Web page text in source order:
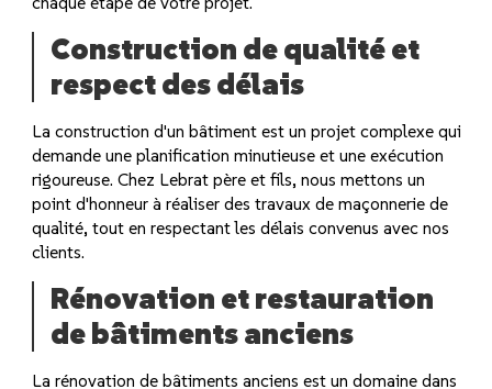
Construction de qualité et
respect des délais
La construction d'un bâtiment est un projet complexe qui
demande une planification minutieuse et une exécution
rigoureuse. Chez Lebrat père et fils, nous mettons un
point d'honneur à réaliser des travaux de maçonnerie de
qualité, tout en respectant les délais convenus avec nos
clients.
Rénovation et restauration
de bâtiments anciens
La rénovation de bâtiments anciens est un domaine dans